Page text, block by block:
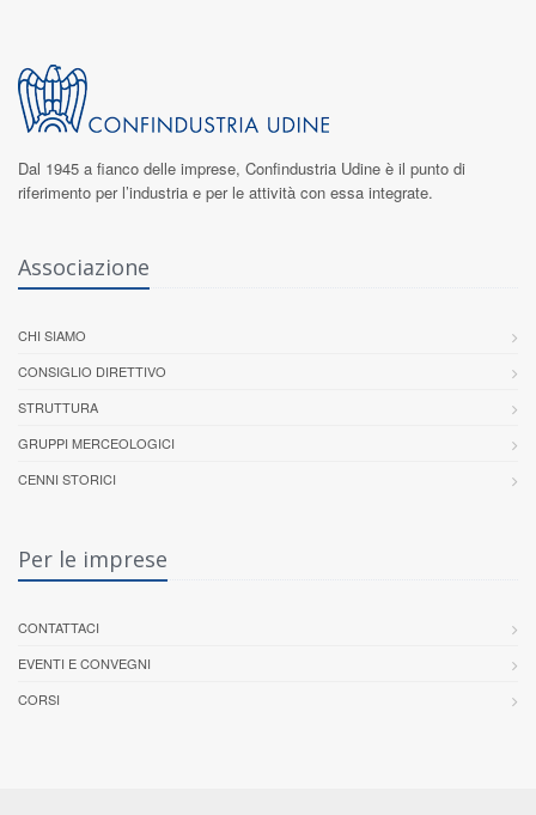
Dal 1945 a fianco delle imprese, Confindustria Udine è il punto di
riferimento per l’industria e per le attività con essa integrate.
Associazione
CHI SIAMO
CONSIGLIO DIRETTIVO
STRUTTURA
GRUPPI MERCEOLOGICI
CENNI STORICI
Per le imprese
CONTATTACI
EVENTI E CONVEGNI
CORSI